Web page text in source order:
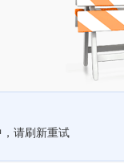
请刷新重试